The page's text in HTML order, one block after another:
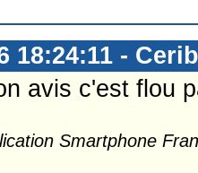
18:24:11 -
avis c'est flou
Smartphone